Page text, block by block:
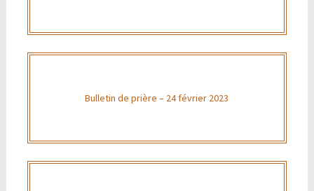
Bulletin de prière – 24 février 2023